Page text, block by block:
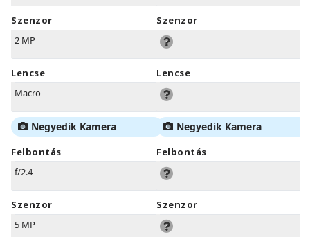
Szenzor
2 MP
Lencse
Macro
Negyedik Kamera
Felbontás
f/2.4
Szenzor
5 MP
Szenzor
Lencse
Negyedik Kamera
Felbontás
Szenzor